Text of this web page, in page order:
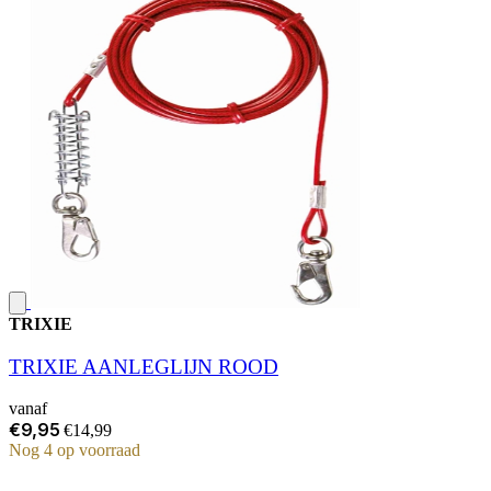
TRIXIE
TRIXIE AANLEGLIJN ROOD
vanaf
€9,95 €14,99
Nog 4 op voorraad